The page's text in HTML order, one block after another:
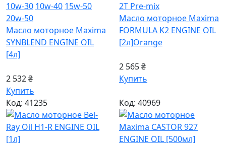
10w-30 10w-40 15w-50
20w-50
Масло моторное Maxima
SYNBLEND ENGINE OIL
[4л]
2 532 ₴
Купить
2T Pre-mix
Масло моторное Maxima
FORMULA K2 ENGINE OIL
[2л]Orange
2 565 ₴
Купить
Код: 41235 Код: 40969